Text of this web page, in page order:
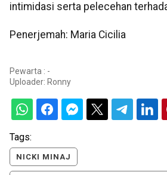
intimidasi serta pelecehan
Penerjemah: Maria Cicilia
Pewarta : -
Uploader: Ronny
Tags:
NICKI MINAJ